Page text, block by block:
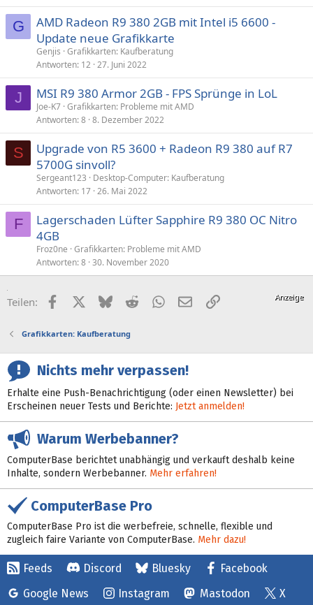
G
AMD Radeon R9 380 2GB mit Intel i5 6600 -
Update neue Grafikkarte
Genjis Grafikkarten: Kaufberatung
Antworten 12 27. Juni 2022
J MSI R9 380 Armor 2GB - FPS Sprünge in LoL
Joe-K7 Grafikkarten: Probleme mit AMD
Antworten 8 8. Dezember 2022
S
Upgrade von R5 3600 + Radeon R9 380 auf R7
5700G sinvoll?
Sergeant123
Desktop-Computer: Kaufberatung
Antworten 17 26. Mai 2022
F
Lagerschaden Lüfter Sapphire R9 380 OC Nitro
4GB
Froz0ne Grafikkarten: Probleme mit AMD
Antworten 8 30. November 2020
Teilen: FacebookX (Twitter)
BlueskyRedditWhatsApp
E-MailLink
Grafikkarten: Kaufberatung
Nichts mehr verpassen!
Erhalte eine Push-Benachrichtigung (oder einen Newsletter) bei
Erscheinen neuer Tests und Berichte: Jetzt anmelden!
Warum Werbebanner?
ComputerBase berichtet unabhängig und verkauft deshalb keine
Inhalte, sondern Werbebanner. Mehr erfahren!
ComputerBase Pro
ComputerBase Pro ist die werbefreie, schnelle, flexible und
zugleich faire Variante von ComputerBase. Mehr dazu!
Feeds Discord Bluesky
Facebook
Google News
Instagram Mastodon X